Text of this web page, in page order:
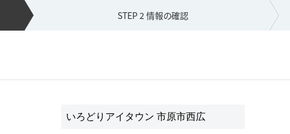
STEP 2 情報の確認